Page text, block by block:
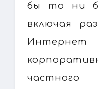
бы то ни
включая
частного